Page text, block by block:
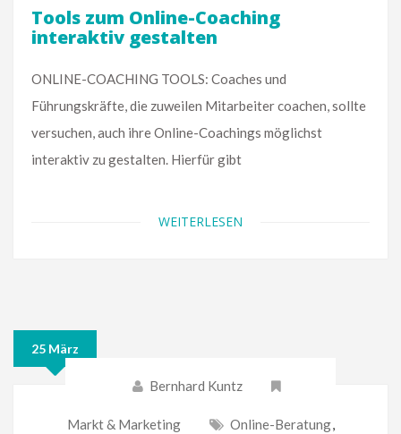
Tools zum Online-Coaching
interaktiv gestalten
ONLINE-COACHING TOOLS: Coaches und
Führungskräfte, die zuweilen Mitarbeiter coachen, sollte
versuchen, auch ihre Online-Coachings möglichst
interaktiv zu gestalten. Hierfür gibt
WEITERLESEN
25 März
Bernhard Kuntz
Markt & Marketing Online-Beratung,